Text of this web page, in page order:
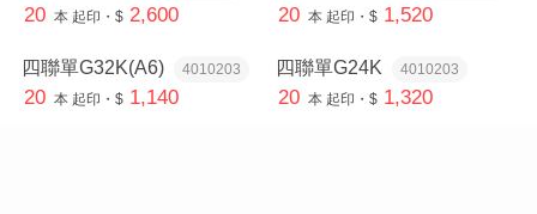
20 本 起印・$ 2,600 20 本 起印・$ 1,520
四聯單G32K(A6) 4010203
20 本 起印・$ 1,140
四聯單G24K 4010203
20 本 起印・$ 1,320